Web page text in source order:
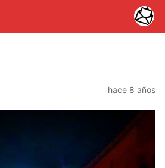
hace 8 años